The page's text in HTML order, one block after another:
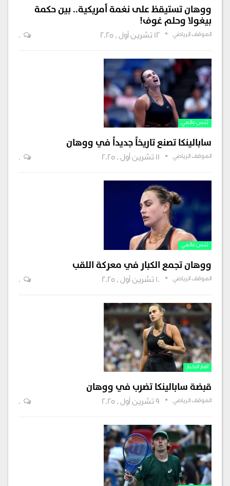
ووهان تستيقظ على نغمة أمريكية.. بين حكمة
بيغولا وحلم غوف!
الموقف الرياضي 0
تنس عالمي
سابالينكا تصنع تاريخاً جديداً في ووهان
الموقف الرياضي 0
تنس عالمي
ووهان تجمع الكبار في معركة اللقب
الموقف الرياضي 0
اهم الاخبار
قبضة سابالينكا تضرب في ووهان
الموقف الرياضي 0